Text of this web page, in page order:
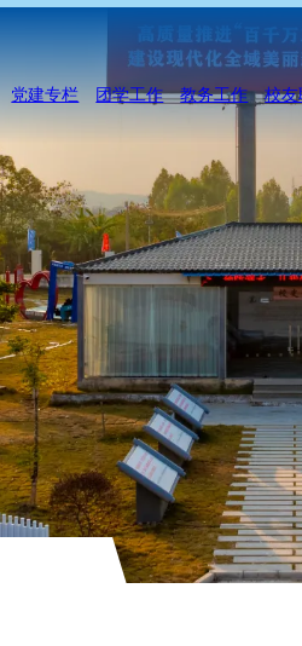
党建专栏 团学工作 教务工作 校友